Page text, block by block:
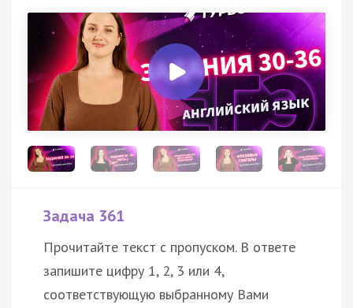
Задача 361
Прочитайте текст с пропуском. В ответе
запишите цифру 1, 2, 3 или 4,
соответствующую выбранному Вами